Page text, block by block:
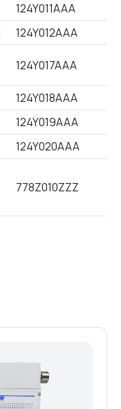
124Y011AAA
124Y012AAA
124Y017AAA
124Y018AAA
124Y019AAA
124Y020AAA
778Z010ZZZ